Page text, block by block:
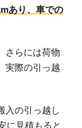
あり、車での
さらには荷物
実際の引っ越
入の引っ越し
に見積もると